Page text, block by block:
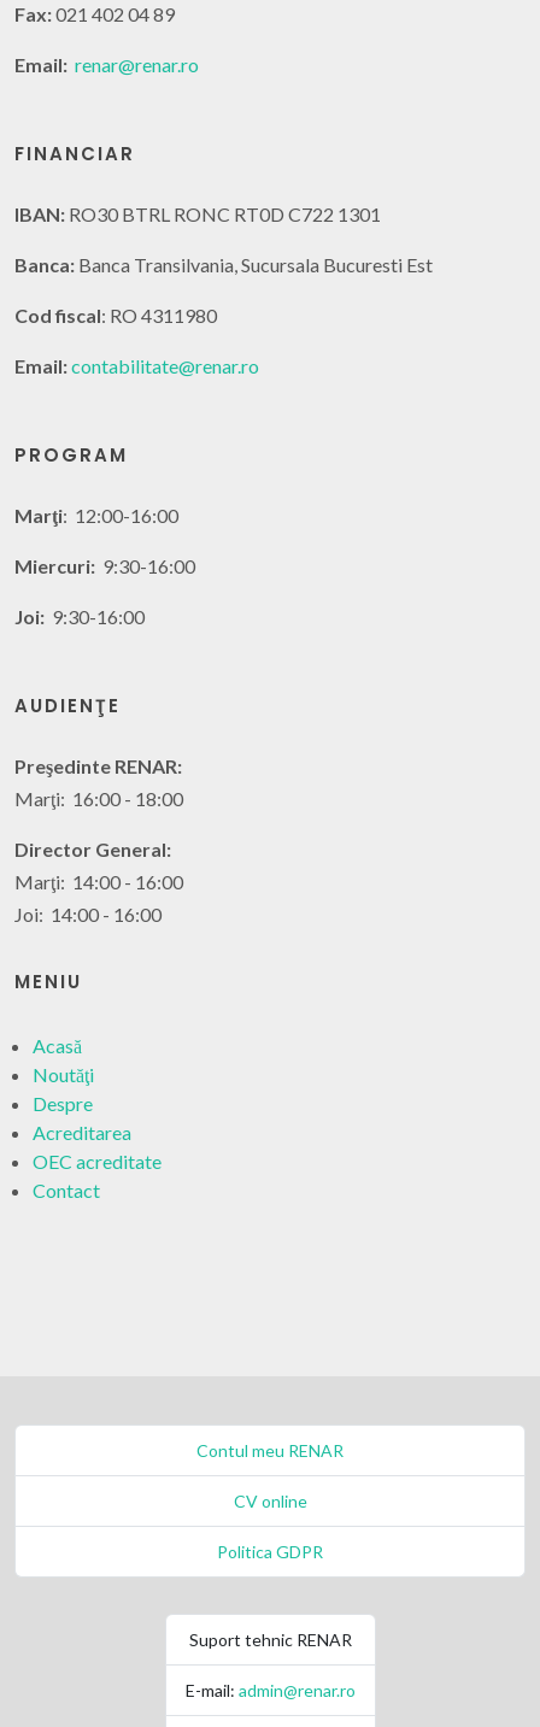
Fax:021 402 04 89
Email: renar@renar.ro
FINANCIAR
IBAN: RO30 BTRL RONC RT0D C722 1301
Banca: Banca Transilvania, Sucursala Bucuresti Est
Cod fiscal: RO 4311980
Email:contabilitate@renar.ro
PROGRAM
Marţi: 12:00-16:00
Miercuri: 9:30-16:00
Joi: 9:30-16:00
AUDIENŢE
Preşedinte RENAR:
Marţi: 16:00 - 18:00
Director General:
Marţi: 14:00 - 16:00
Joi: 14:00 - 16:00
MENIU
Acasă
Noutăţi
Despre
Acreditarea
OEC acreditate
Contact
Contul meu RENAR
CV online
Politica GDPR
Suport tehnic RENAR
E-mail: admin@renar.ro